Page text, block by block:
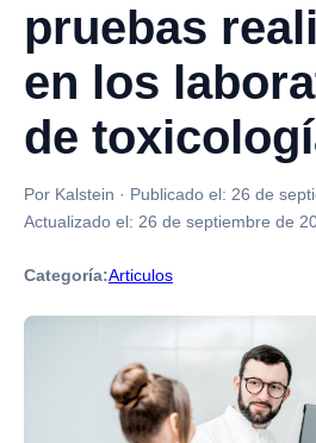
pruebas
en los
de
Por Kalstein · Publicado el: 26 de
Actualizado el: 26 de septiembre de
Categoría:Articulos